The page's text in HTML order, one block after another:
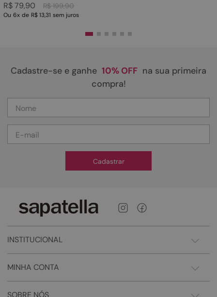
R$ 199,90
R$79,90
Ou 6x de R$ 13,31 sem juros
Cadastre-se e ganhe 10% OFF na sua primeira
compra!
Cadastrar
INSTITUCIONAL
MINHA CONTA
SOBRE NÓS